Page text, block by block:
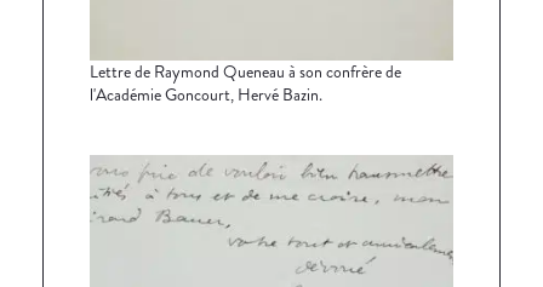
Lettre de Raymond Queneau à son confrère de
l'Académie Goncourt, Hervé Bazin.